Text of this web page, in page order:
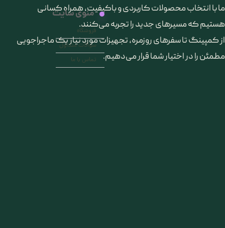
ما با انتخاب محصولات کاربردی و باکیفیت، همراه کسانی
هستیم که مسیرهای جدید را تجربه می‌کنند.
از کمپینگ تا سفرهای روزمره، تجهیزات مورد نیاز یک ماجراجویی
مطمئن را در اختیار شما قرار می‌دهیم.
منوی سایت
فروشگاه
سوالات متداول
تماس با ما